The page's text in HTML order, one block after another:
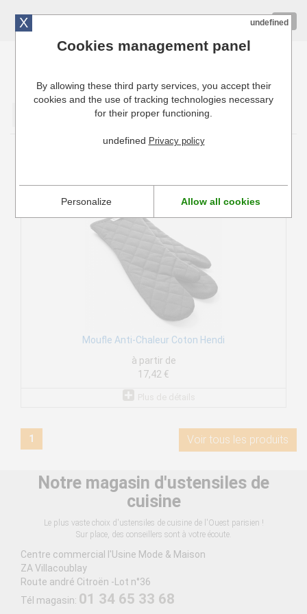
Cuisinresto: Ustensiles de cuisine pour professionnels
Moufle Anti-Chaleur Coton Hendi
à partir de
17,42 €
1 Voir tous les produits
Notre magasin d'ustensiles de
cuisine
Le plus vaste choix d'ustensiles de cuisine de l'Ouest parisien !
Sur place, des conseillers sont à votre écoute.
Centre commercial l'Usine Mode & Maison
ZA Villacoublay
Route andré Citroën -Lot n°36
Tél magasin: 01 34 65 33 68
X undefined
Cookies management panel
By allowing these third party services, you accept their
cookies and the use of tracking technologies necessary
for their proper functioning.
undefined Privacy policy
Personalize Allow all cookies